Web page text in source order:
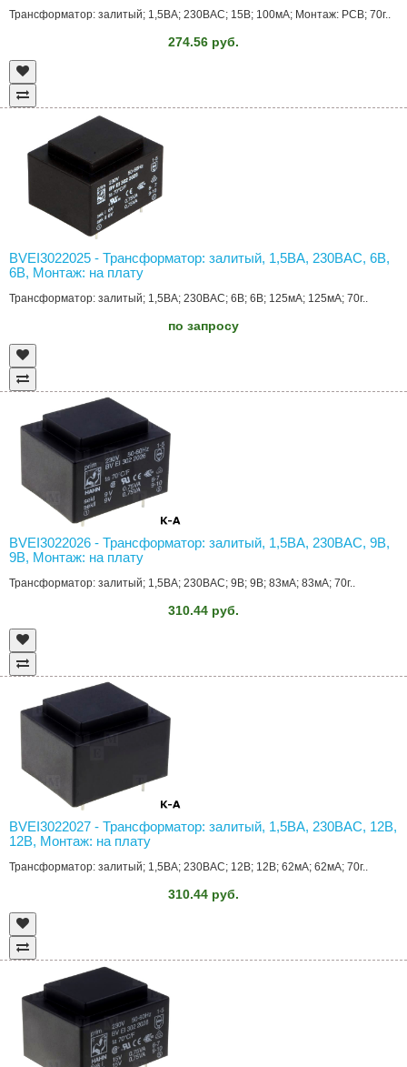
Трансформатор: залитый; 1,5ВА; 230ВAC; 15В; 100мА; Монтаж: PCB; 70г..
274.56 руб.
BVEI3022025 - Трансформатор: залитый, 1,5ВА, 230ВAC, 6В,
6В, Монтаж: на плату
Трансформатор: залитый; 1,5ВА; 230ВAC; 6В; 6В; 125мА; 125мА; 70г..
по запросу
BVEI3022026 - Трансформатор: залитый, 1,5ВА, 230ВAC, 9В,
9В, Монтаж: на плату
Трансформатор: залитый; 1,5ВА; 230ВAC; 9В; 9В; 83мА; 83мА; 70г..
310.44 руб.
BVEI3022027 - Трансформатор: залитый, 1,5ВА, 230ВAC, 12В,
12В, Монтаж: на плату
Трансформатор: залитый; 1,5ВА; 230ВAC; 12В; 12В; 62мА; 62мА; 70г..
310.44 руб.